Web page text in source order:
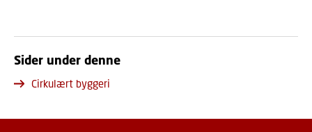
Sider under denne
Cirkulært byggeri